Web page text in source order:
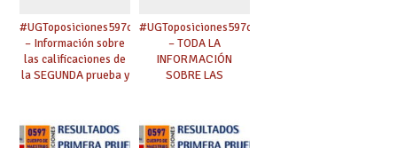
#UGToposiciones597clm2022
– Información sobre
las calificaciones de
la SEGUNDA prueba y
Reclamaciones.
#UGToposiciones597clm2022
– TODA LA
INFORMACIÓN
SOBRE LAS
CASTILLA-LA
MANCHA 2022